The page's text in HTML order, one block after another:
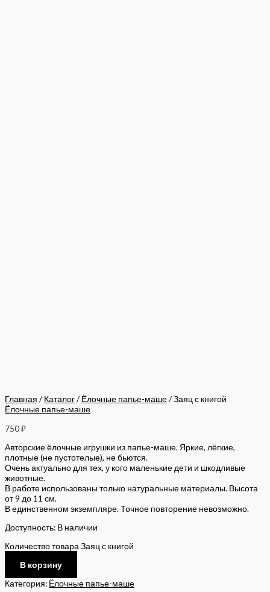
Главная / Каталог/ Ёлочные папье-маше/ Заяц с книгой
Ёлочные папье-маше
750₽
Авторские ёлочные игрушки из папье-маше. Яркие, лёгкие,
плотные (не пустотелые), не бьются.
Очень актуально для тех, у кого маленькие дети и шкодливые
животные.
В работе использованы только натуральные материалы. Высота
от 9 до 11 см.
В единственном экземпляре. Точное повторение невозможно.
Доступность: В наличии
Количество товара Заяц с книгой
В корзину
Категория: Ёлочные папье-маше